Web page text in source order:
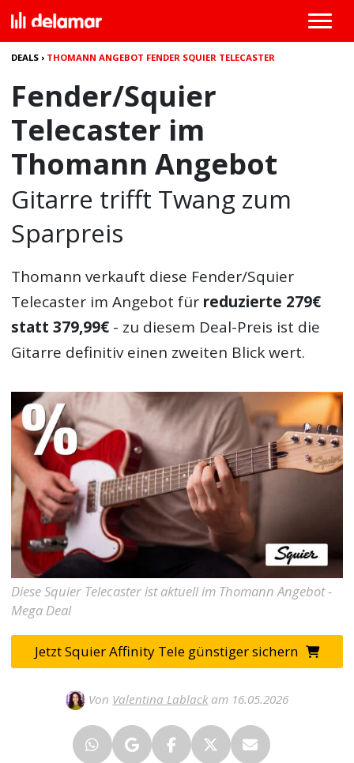
DEALS › THOMANN ANGEBOT FENDER SQUIER TELECASTER
Fender/Squier
Telecaster im
Thomann Angebot
Gitarre trifft Twang zum
Sparpreis
Thomann verkauft diese Fender/Squier
Telecaster im Angebot für reduzierte 279€
statt 379,99€ - zu diesem Deal-Preis ist die
Gitarre definitiv einen zweiten Blick wert.
Diese Squier Telecaster ist aktuell im Thomann Angebot -
Mega Deal
Jetzt Squier Affinity Tele günstiger sichern
Von Valentina Lablack am 16.05.2026